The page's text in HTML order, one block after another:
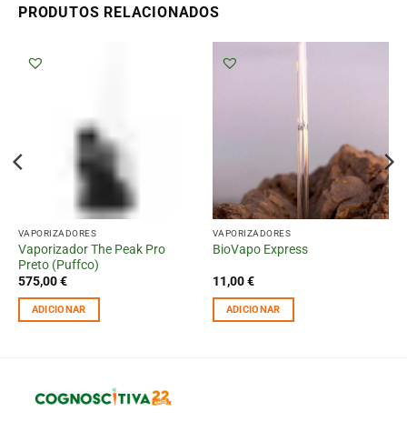
PRODUTOS RELACIONADOS
VAPORIZADORES
Vaporizador The Peak Pro
Preto (Puffco)
575,00€
ADICIONAR
VAPORIZADORES
BioVapo Express
11,00€
ADICIONAR